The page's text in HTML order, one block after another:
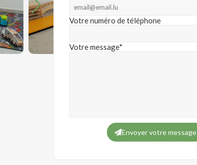
Votre numéro de téléphone
Votre message*
Envoyer votre message